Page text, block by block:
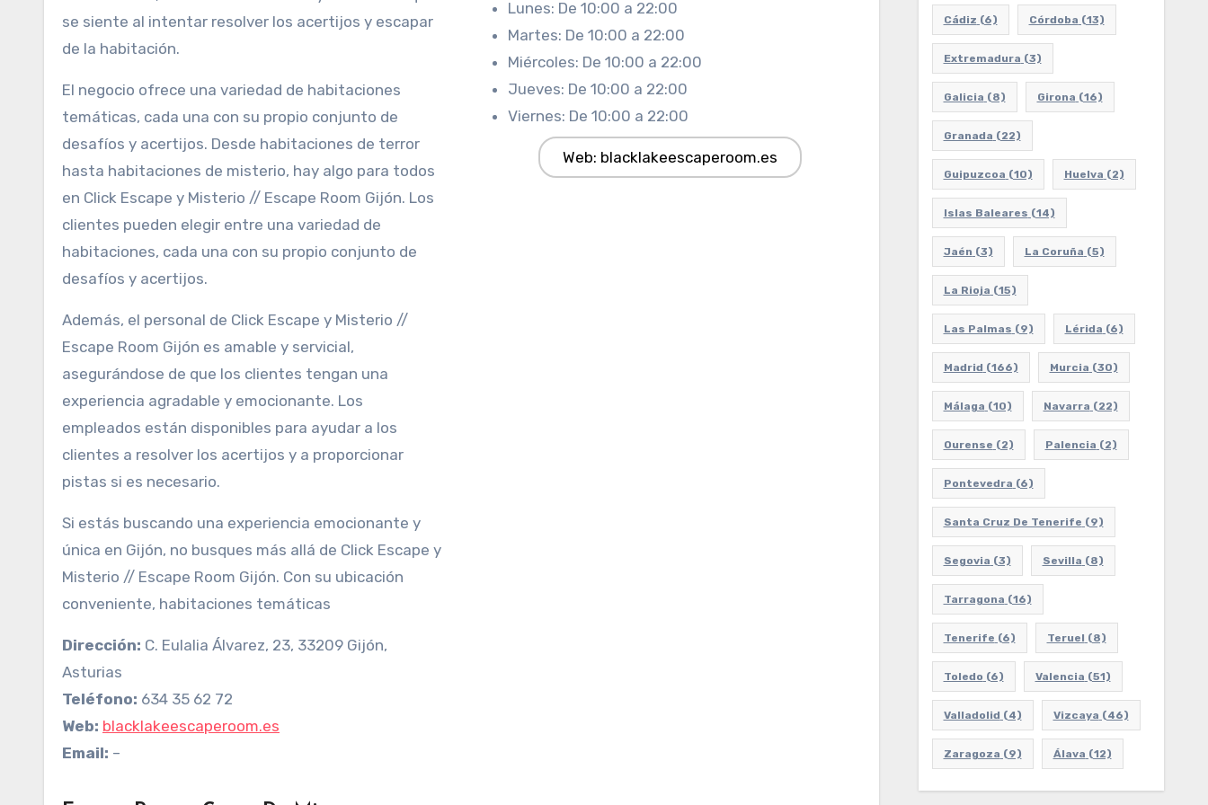
se siente al intentar resolver los acertijos y escapar
de la habitación.
El negocio ofrece una variedad de habitaciones
temáticas, cada una con su propio conjunto de
desafíos y acertijos. Desde habitaciones de terror
hasta habitaciones de misterio, hay algo para todos
en Click Escape y Misterio // Escape Room Gijón. Los
clientes pueden elegir entre una variedad de
habitaciones, cada una con su propio conjunto de
desafíos y acertijos.
Además, el personal de Click Escape y Misterio //
Escape Room Gijón es amable y servicial,
asegurándose de que los clientes tengan una
experiencia agradable y emocionante. Los
empleados están disponibles para ayudar a los
clientes a resolver los acertijos y a proporcionar
pistas si es necesario.
Si estás buscando una experiencia emocionante y
única en Gijón, no busques más allá de Click Escape y
Misterio // Escape Room Gijón. Con su ubicación
conveniente, habitaciones temáticas
Dirección: C. Eulalia Álvarez, 23, 33209 Gijón,
Asturias
Teléfono: 634 35 62 72
Web: blacklakeescaperoom.es
Email: –
Lunes: De 10:00 a 22:00
Martes: De 10:00 a 22:00
Miércoles: De 10:00 a 22:00
Jueves: De 10:00 a 22:00
Viernes: De 10:00 a 22:00
Web: blacklakeescaperoom.es
Cádiz (6) Córdoba (13)
Extremadura (3)
Galicia (8) Girona (16)
Granada (22)
Guipuzcoa (10) Huelva (2)
Islas Baleares (14)
Jaén (3) La Coruña (5)
La Rioja (15)
Las Palmas (9) Lérida (6)
Madrid (166) Murcia (30)
Málaga (10) Navarra (22)
Ourense (2) Palencia (2)
Pontevedra (6)
Santa Cruz De Tenerife (9)
Segovia (3) Sevilla (8)
Tarragona (16)
Tenerife (6) Teruel (8)
Toledo (6) Valencia (51)
Valladolid (4) Vizcaya (46)
Zaragoza (9) Álava (12)